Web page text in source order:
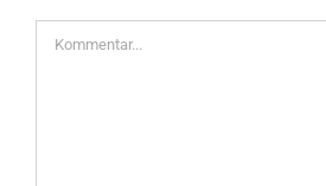
Kommentar